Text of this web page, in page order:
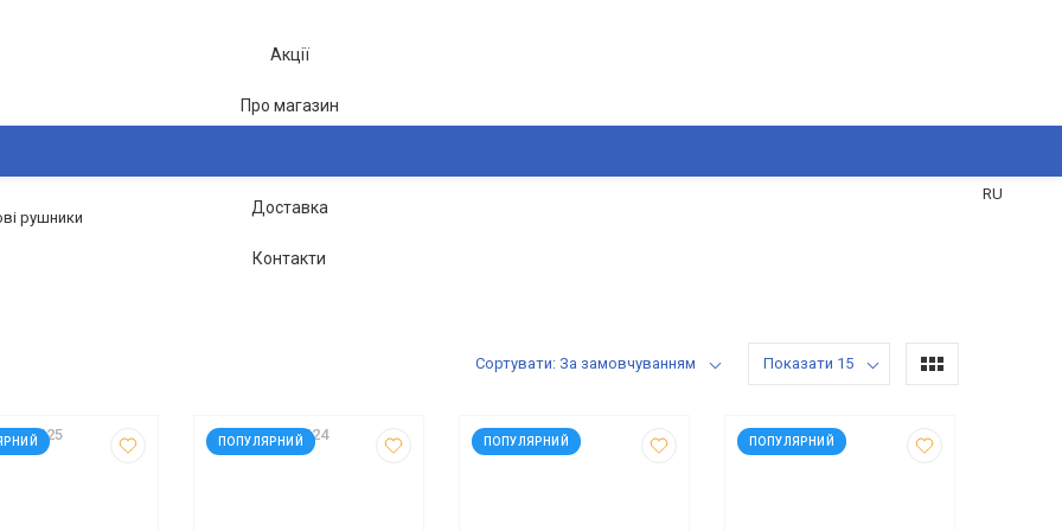
Акції
Про магазин
Доставка
Контакти
RU
26рушники
Сортувати: За замовчуванням Показати 15
ПОПУЛЯРНИЙ
код: 102270124 ПОПУЛЯРНИЙ
код: 935648 ПОПУЛЯРНИЙ
код: 935650